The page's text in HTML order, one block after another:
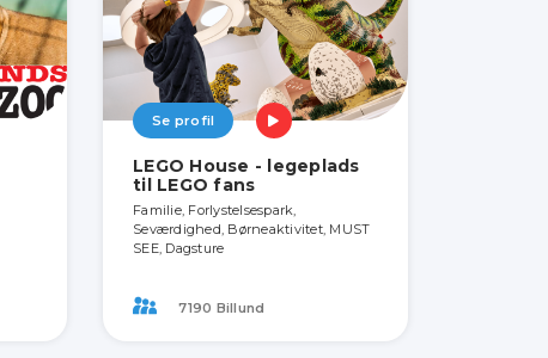
Se profil
LEGO House - legeplads
til LEGO fans
Familie, Forlystelsespark,
Seværdighed, Børneaktivitet, MUST
SEE, Dagsture
7190 Billund